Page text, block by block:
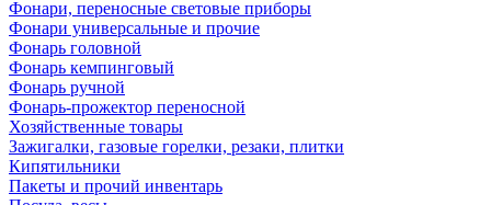
Фонари, переносные световые приборы
Фонари универсальные и прочие
Фонарь головной
Фонарь кемпинговый
Фонарь ручной
Фонарь-прожектор переносной
Хозяйственные товары
Зажигалки, газовые горелки, резаки, плитки
Кипятильники
Пакеты и прочий инвентарь